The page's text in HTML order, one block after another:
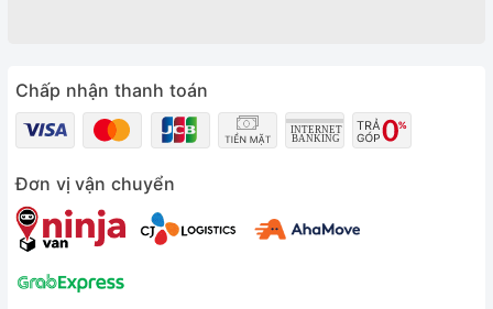
Chấp nhận thanh toán
Đơn vị vận chuyển